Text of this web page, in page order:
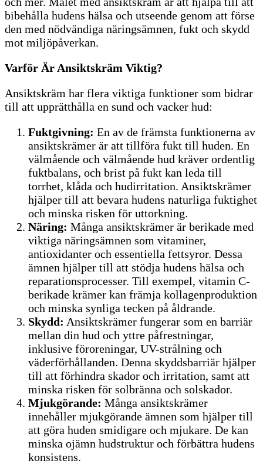
bibehålla hudens hälsa och utseende genom att förse
den med nödvändiga näringsämnen, fukt och skydd
mot miljöpåverkan.
Varför Är Ansiktskräm Viktig?
Ansiktskräm har flera viktiga funktioner som bidrar
till att upprätthålla en sund och vacker hud:
Fuktgivning: En av de främsta funktionerna av
ansiktskrämer är att tillföra fukt till huden. En
välmående och välmående hud kräver ordentlig
fuktbalans, och brist på fukt kan leda till
torrhet, klåda och hudirritation. Ansiktskrämer
hjälper till att bevara hudens naturliga fuktighet
och minska risken för uttorkning.
Näring: Många ansiktskrämer är berikade med
viktiga näringsämnen som vitaminer,
antioxidanter och essentiella fettsyror. Dessa
ämnen hjälper till att stödja hudens hälsa och
reparationsprocesser. Till exempel, vitamin C-
berikade krämer kan främja kollagenproduktion
och minska synliga tecken på åldrande.
Skydd: Ansiktskrämer fungerar som en barriär
mellan din hud och yttre påfrestningar,
inklusive föroreningar, UV-strålning och
väderförhållanden. Denna skyddsbarriär hjälper
till att förhindra skador och irritation, samt att
minska risken för solbränna och solskador.
Mjukgörande: Många ansiktskrämer
innehåller mjukgörande ämnen som hjälper till
att göra huden smidigare och mjukare. De kan
minska ojämn hudstruktur och förbättra hudens
konsistens.